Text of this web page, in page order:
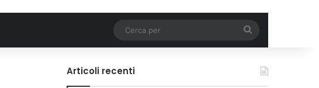
per
Articoli recenti